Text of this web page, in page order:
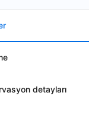
detayları